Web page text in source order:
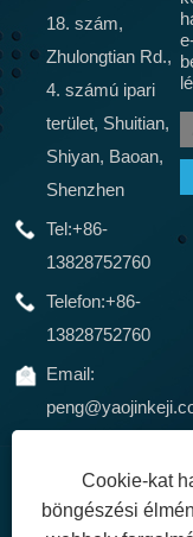
Cookie-kat
böngészési
18. szám,
Zhulongtian Rd.,
4. számú ipari
terület, Shuitian,
Shiyan, Baoan,
Shenzhen
Tel:+86-
13828752760
Telefon:+86-
13828752760
Email: